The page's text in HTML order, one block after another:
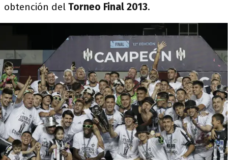
obtención del Torneo Final 2013.